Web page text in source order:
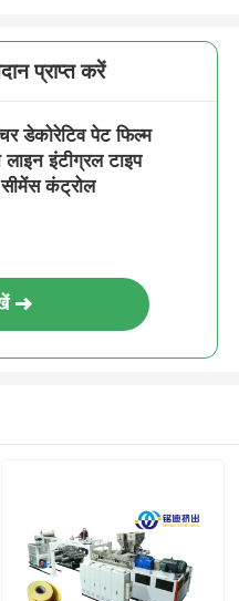
प्राप्त करें
डेकोरेटिव पेट फिल्म
इंटीग्रल टाइप
कंट्रोल